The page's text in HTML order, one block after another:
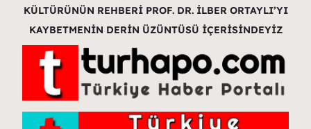
KÜLTÜRÜNÜN REHBERİ PROF. DR. İLBER ORTAYLI’YI
KAYBETMENİN DERİN ÜZÜNTÜSÜ İÇERİSİNDEYİZ